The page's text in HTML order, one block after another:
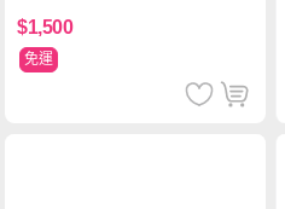
$1,500
免運